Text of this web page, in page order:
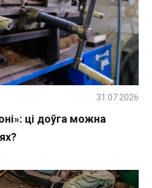
ці доўга можна
31.07.2026